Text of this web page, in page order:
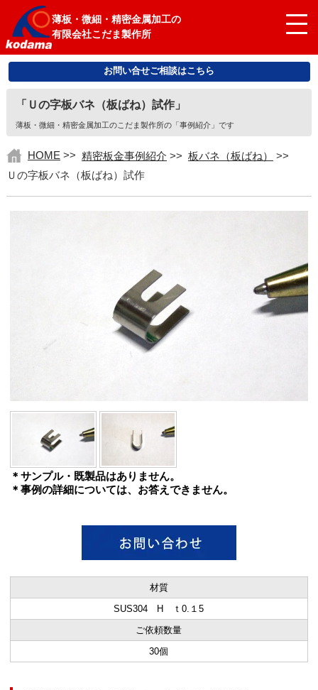
薄板・微細・精密金属加工の
有限会社こだま製作所
お問い合せご相談はこちら
「Ｕの字板バネ（板ばね）試作」
薄板・微細・精密金属加工のこだま製作所の「事例紹介」です
HOME >> 精密板金事例紹介 >> 板バネ（板ばね）
>>
Ｕの字板バネ（板ばね）試作
＊サンプル・既製品はありません。
＊事例の詳細については、お答えできません。
材質
SUS304 H ｔ0.１5
ご依頼数量
30個